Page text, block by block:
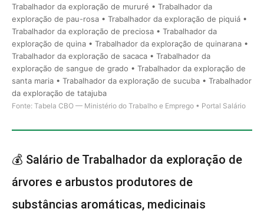
Trabalhador da exploração de mururé • Trabalhador da
exploração de pau-rosa • Trabalhador da exploração de piquiá •
Trabalhador da exploração de preciosa • Trabalhador da
exploração de quina • Trabalhador da exploração de quinarana •
Trabalhador da exploração de sacaca • Trabalhador da
exploração de sangue de grado • Trabalhador da exploração de
santa maria • Trabalhador da exploração de sucuba • Trabalhador
da exploração de tatajuba
Fonte: Tabela CBO — Ministério do Trabalho e Emprego • Portal Salário
💰 Salário de Trabalhador da exploração de
árvores e arbustos produtores de
substâncias aromáticas, medicinais